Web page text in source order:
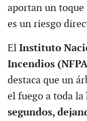
aportan un
es un riesgo
El Instituto
Incendios
destaca que un
el fuego a toda
segundos,